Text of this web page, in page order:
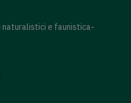
naturalistici e faunistica-